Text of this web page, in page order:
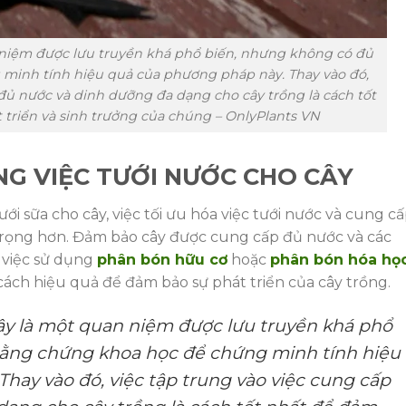
được lưu truyền khá phổ biến, nhưng không có đủ
tính hiệu quả của phương pháp này. Thay vào đó,
nước và dinh dưỡng đa dạng cho cây trồng là cách tốt
và sinh trưởng của chúng – OnlyPlants VN
VIỆC TƯỚI NƯỚC CHO CÂY
sữa cho cây, việc tối ưu hóa việc tưới nước và cung
hơn. Đảm bảo cây được cung cấp đủ nước và các
sử dụng phân bón hữu cơ hoặc phân bón hóa
hiệu quả để đảm bảo sự phát triển của cây trồng.
là một quan niệm được lưu truyền khá phổ
chứng khoa học để chứng minh tính hiệu
vào đó, việc tập trung vào việc cung cấp